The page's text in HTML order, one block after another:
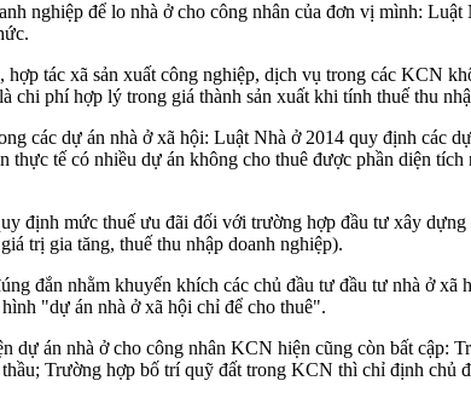
nghiệp để lo nhà ở cho công nhân của đơn vị mình:
tác xã sản xuất công nghiệp, dịch vụ trong các KCN
chi phí hợp lý trong giá thành sản xuất khi tính thuế thu
các dự án nhà ở xã hội: Luật Nhà ở 2014 quy định các
thực tế có nhiều dự án không cho thuê được phần diện
định mức thuế ưu đãi đối với trường hợp đầu tư xây
trị gia tăng, thuế thu nhập doanh nghiệp).
đắn nhằm khuyến khích các chủ đầu tư đầu tư nhà ở
"dự án nhà ở xã hội chỉ để cho thuê".
dự án nhà ở cho công nhân KCN hiện cũng còn bất
Trường hợp bố trí quỹ đất trong KCN thì chỉ định chủ